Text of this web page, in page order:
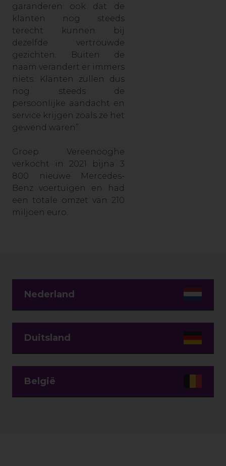
garanderen ook dat de
klanten nog steeds
terecht kunnen bij
dezelfde vertrouwde
gezichten. Buiten de
naam verandert er immers
niets. Klanten zullen dus
nog steeds de
persoonlijke aandacht en
service krijgen zoals ze het
gewend waren”.
Groep Vereenooghe
verkocht in 2021 bijna 3
800 nieuwe Mercedes-
Benz voertuigen en had
een totale omzet van 210
miljoen euro.
Nederland
Duitsland
België